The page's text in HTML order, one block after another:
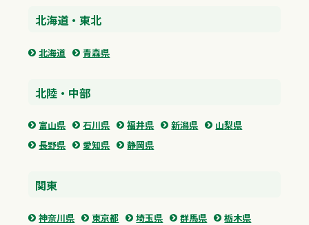
北海道・東北
北海道 青森県
北陸・中部
富山県 石川県 福井県 新潟県
山梨県
長野県
愛知県 静岡県
関東
神奈川県 東京都 埼玉県 群馬県
栃木県